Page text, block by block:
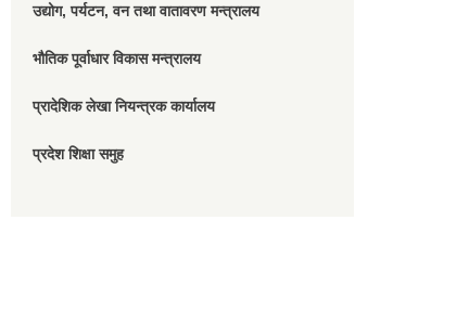
उद्योग, पर्यटन, वन तथा वातावरण मन्त्रालय
भौतिक पूर्वाधार विकास मन्त्रालय
प्रादेशिक लेखा नियन्त्रक कार्यालय
प्रदेश शिक्षा समुह